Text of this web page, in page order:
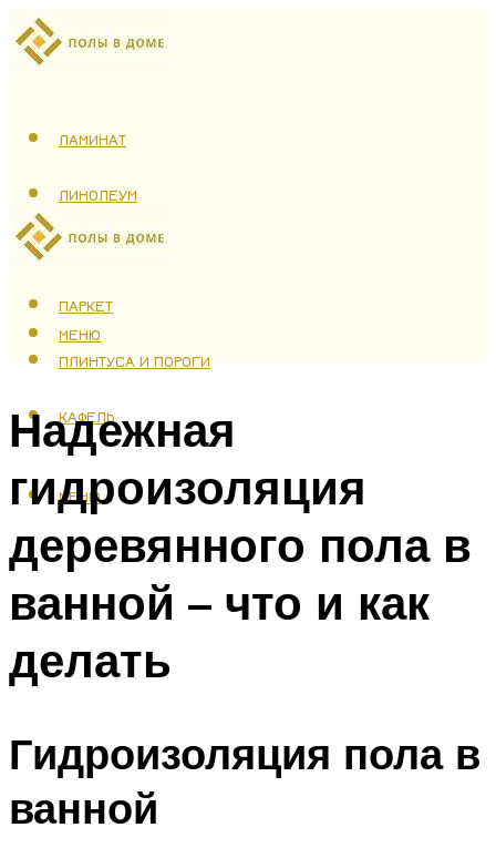
ЛАМИНАТ
ЛИНОЛЕУМ
ТЕПЛЫЙ ПОЛ
ПАРКЕТ
ПЛИНТУСА И ПОРОГИ
КАФЕЛЬ
МЕНЮ
МЕНЮ
Надежная
гидроизоляция
деревянного пола в
ванной – что и как
делать
Гидроизоляция пола в
ванной